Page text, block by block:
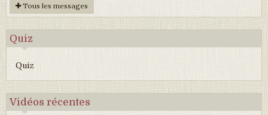
Tous les messages
Quiz
Quiz
Vidéos récentes